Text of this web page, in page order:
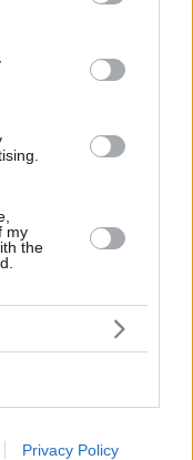
third-party tags to
in below Google
my
the
Privacy Policy
δίνει τη μάχη
για νέα